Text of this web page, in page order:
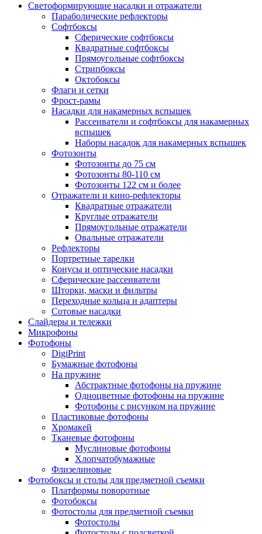
Светоформирующие насадки и отражатели
Параболические рефлекторы
Софтбоксы
Сферические софтбоксы
Квадратные софтбоксы
Прямоугольные софтбоксы
Стрипбоксы
Октобоксы
Флаги и сетки
Фрост-рамы
Насадки для накамерных вспышек
Рассеиватели и софтбоксы для накамерных
вспышек
Наборы насадок для накамерных вспышек
Фотозонты
Фотозонты до 75 см
Фотозонты 80-110 см
Фотозонты 122 см и более
Отражатели и кино-рефлекторы
Квадратные отражатели
Круглые отражатели
Прямоугольные отражатели
Овальные отражатели
Рефлекторы
Портретные тарелки
Конусы и оптические насадки
Сферические рассеиватели
Шторки, маски и фильтры
Переходные кольца и адаптеры
Сотовые насадки
Слайдеры и тележки
Микрофоны
Фотофоны
DigiPrint
Бумажные фотофоны
На пружине
Абстрактные фотофоны на пружине
Одноцветные фотофоны на пружине
Фотофоны с рисунком на пружине
Пластиковые фотофоны
Хромакей
Тканевые фотофоны
Муслиновые фотофоны
Хлопчатобумажные
Флизелиновые
Фотобоксы и столы для предметной съемки
Платформы поворотные
Фотобоксы
Фотостолы для предметной съемки
Фотостолы